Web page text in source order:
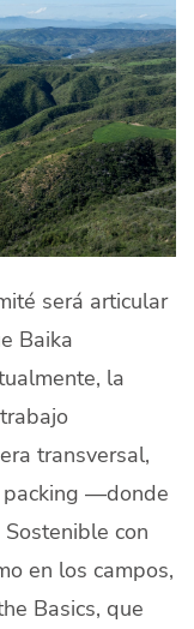
será articular
Baika
la
transversal,
packing —donde
con
en los campos,
Basics, que